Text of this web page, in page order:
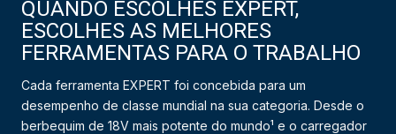
QUANDO ESCOLHES EXPERT,
ESCOLHES AS MELHORES
FERRAMENTAS PARA O TRABALHO
Cada ferramenta EXPERT foi concebida para um
desempenho de classe mundial na sua categoria. Desde o
berbequim de 18V mais potente do mundo¹ e o carregador